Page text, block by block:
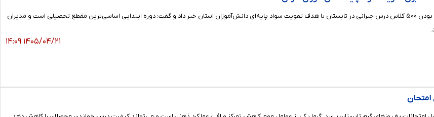
مدیرکل آموزش و پرورش فارس از فعال بودن ۵۰۰ کلاس درس جبرانی در تابستان با هدف تقویت سواد پایه‌ای دانش‌آموزان استان خبر داد و گفت: دوره ابتدایی اساسی‌ترین مقطع تحصیلی است و مدیران
۱۴۰۵/۰۴/۲۱ ۱۴:۰۹
امتحان